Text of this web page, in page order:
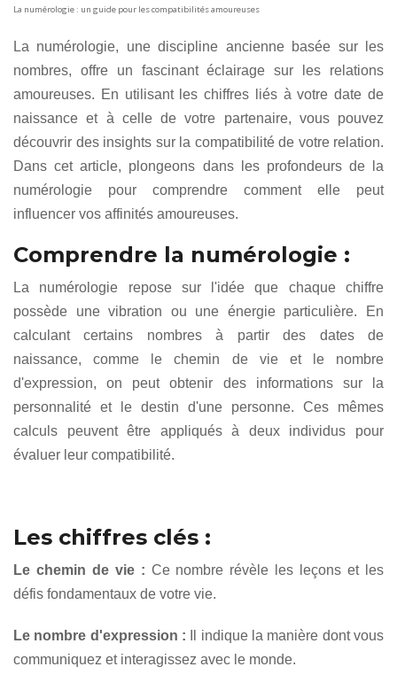
La numérologie : un guide pour les compatibilités amoureuses
La numérologie, une discipline ancienne basée sur les
nombres, offre un fascinant éclairage sur les relations
amoureuses. En utilisant les chiffres liés à votre date de
naissance et à celle de votre partenaire, vous pouvez
découvrir des insights sur la compatibilité de votre relation.
Dans cet article, plongeons dans les profondeurs de la
numérologie pour comprendre comment elle peut
influencer vos affinités amoureuses.
Comprendre la numérologie :
La numérologie repose sur l'idée que chaque chiffre
possède une vibration ou une énergie particulière. En
calculant certains nombres à partir des dates de
naissance, comme le chemin de vie et le nombre
d'expression, on peut obtenir des informations sur la
personnalité et le destin d'une personne. Ces mêmes
calculs peuvent être appliqués à deux individus pour
évaluer leur compatibilité.
Les chiffres clés :
Le chemin de vie : Ce nombre révèle les leçons et les
défis fondamentaux de votre vie.
Le nombre d'expression : Il indique la manière dont vous
communiquez et interagissez avec le monde.